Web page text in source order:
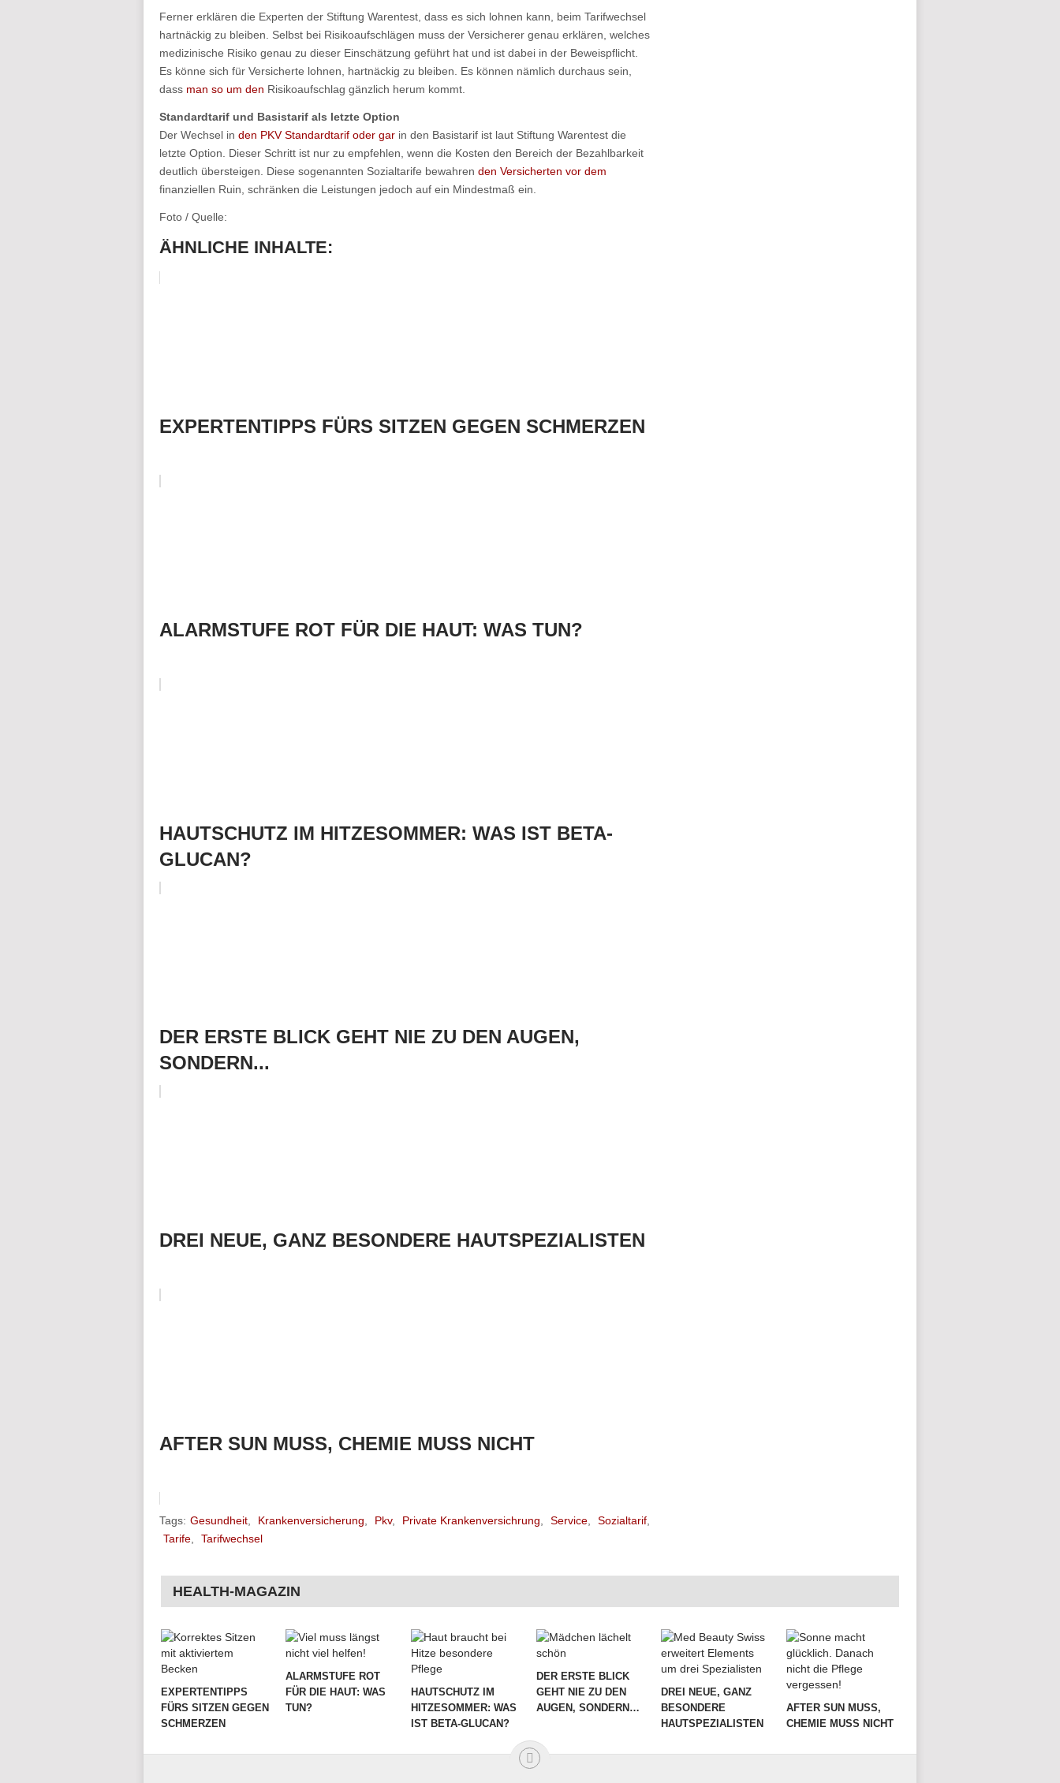
Ferner erklären die Experten der Stiftung Warentest, dass es sich lohnen kann, beim Tarifwechsel
hartnäckig zu bleiben. Selbst bei Risikoaufschlägen muss der Versicherer genau erklären, welches
medizinische Risiko genau zu dieser Einschätzung geführt hat und ist dabei in der Beweispflicht.
Es könne sich für Versicherte lohnen, hartnäckig zu bleiben. Es können nämlich durchaus sein,
dass man so um den Risikoaufschlag gänzlich herum kommt.
Standardtarif und Basistarif als letzte Option
Der Wechsel in den PKV Standardtarif oder gar in den Basistarif ist laut Stiftung Warentest die
letzte Option. Dieser Schritt ist nur zu empfehlen, wenn die Kosten den Bereich der Bezahlbarkeit
deutlich übersteigen. Diese sogenannten Sozialtarife bewahren den Versicherten vor dem
finanziellen Ruin, schränken die Leistungen jedoch auf ein Mindestmaß ein.
Foto / Quelle:
ÄHNLICHE INHALTE:
EXPERTENTIPPS FÜRS SITZEN GEGEN SCHMERZEN
ALARMSTUFE ROT FÜR DIE HAUT: WAS TUN?
HAUTSCHUTZ IM HITZESOMMER: WAS IST BETA-
GLUCAN?
DER ERSTE BLICK GEHT NIE ZU DEN AUGEN,
SONDERN...
DREI NEUE, GANZ BESONDERE HAUTSPEZIALISTEN
AFTER SUN MUSS, CHEMIE MUSS NICHT
Tags: Gesundheit, Krankenversicherung, Pkv, Private Krankenversichrung, Service, Sozialtarif,
Tarife, Tarifwechsel
HEALTH-MAGAZIN
EXPERTENTIPPS
FÜRS SITZEN GEGEN
SCHMERZEN
ALARMSTUFE ROT
FÜR DIE HAUT: WAS
TUN?
HAUTSCHUTZ IM
HITZESOMMER: WAS
IST BETA-GLUCAN?
DER ERSTE BLICK
GEHT NIE ZU DEN
AUGEN, SONDERN…
DREI NEUE, GANZ
BESONDERE
HAUTSPEZIALISTEN
AFTER SUN MUSS,
CHEMIE MUSS NICHT